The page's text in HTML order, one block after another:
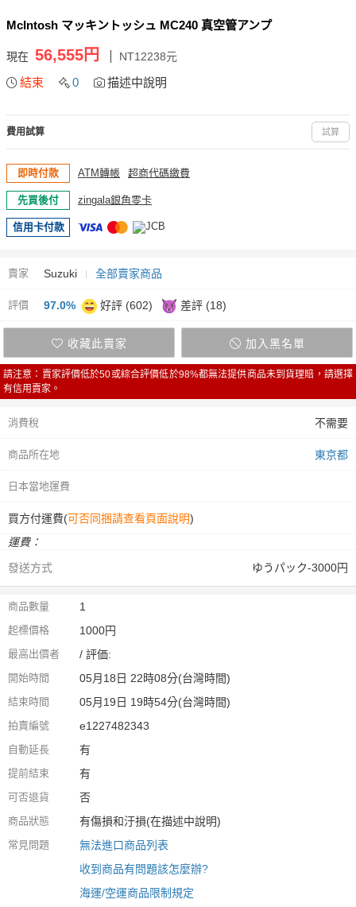
McIntosh マッキントッシュ MC240 真空管アンプ
現在 56,555円 NT12238元
結束 0 描述中說明
費用試算 試算
即時付款 ATM轉帳 超商代碼繳費
先買後付 zingala銀角零卡
信用卡付款
賣家 Suzuki 全部賣家商品
評價 97.0% 好評 (602) 差評 (18)
收藏此賣家 加入黑名單
請注意：賣家評價低於50或綜合評價低於98%都無法提供商品未到貨理賠，請選擇
有信用賣家。
消費稅 不需要
商品所在地 東京都
日本當地運費
買方付運費(可否同捆請查看頁面說明)
運費：
發送方式
ゆうパック-3000円
商品數量 1
起標價格 1000円
最高出價者 / 評価:
開始時間 05月18日 22時08分(台灣時間)
結束時間 05月19日 19時54分(台灣時間)
拍賣編號 e1227482343
自動延長 有
提前結束 有
可否退貨 否
商品狀態 有傷損和汙損(在描述中說明)
常見問題
無法進口商品列表
收到商品有問題該怎麼辦?
海運/空運商品限制規定